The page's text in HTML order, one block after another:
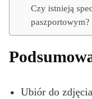
Czy istnieją
paszportowym?
Ubiór do